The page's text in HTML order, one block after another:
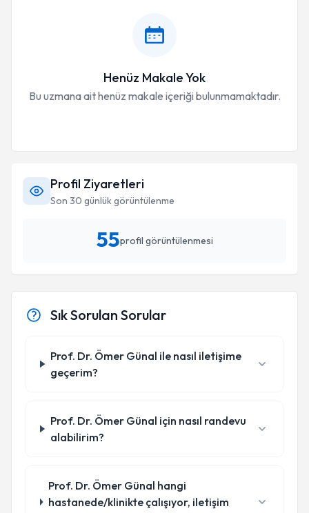
Henüz Makale Yok
Bu uzmana ait henüz makale içeriği bulunmamaktadır.
Profil Ziyaretleri
Son 30 günlük görüntülenme
55profil görüntülenmesi
Sık Sorulan Sorular
Prof. Dr. Ömer Günal ile nasıl iletişime
geçerim?
Prof. Dr. Ömer Günal için nasıl randevu
alabilirim?
Prof. Dr. Ömer Günal hangi
hastanede/klinikte çalışıyor, iletişim